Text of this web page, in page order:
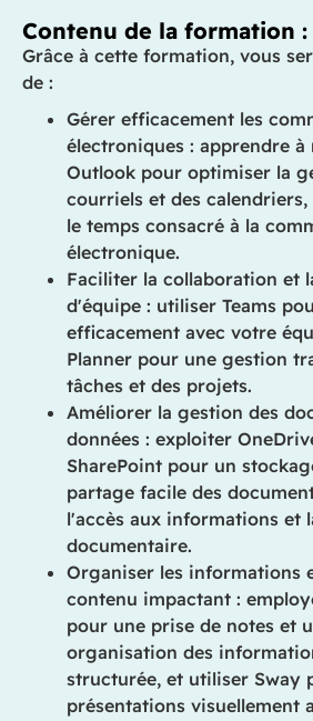
Contenu de la formation :
Grâce à cette formation, vous
de :
Gérer efficacement les
électroniques : apprendre à
Outlook pour optimiser la
courriels et des
le temps consacré à la
électronique.
Faciliter la collaboration et
d'équipe : utiliser Teams
efficacement avec votre
Planner pour une gestion
tâches et des projets.
Améliorer la gestion des
données : exploiter
SharePoint pour un
partage facile des
l'accès aux informations et
documentaire.
Organiser les informations
contenu impactant :
pour une prise de notes et
organisation des
structurée, et utiliser Sway
présentations visuellement